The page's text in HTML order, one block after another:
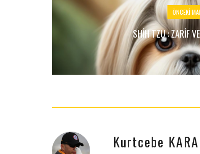
ÖNCEKI
SHIH TZU : ZARIF
Kurtcebe KARA